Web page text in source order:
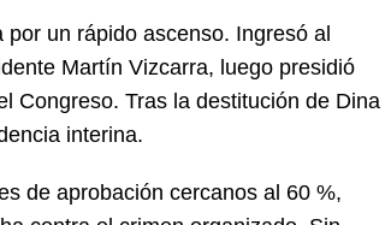
un rápido ascenso. Ingresó al
Martín Vizcarra, luego presidió
Congreso. Tras la destitución de Dina
interina.
de aprobación cercanos al 60 %,